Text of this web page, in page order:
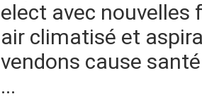
elect avec nouvelles
air climatisé et
vendons cause
...